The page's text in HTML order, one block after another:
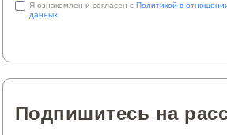
Я ознакомлен и согласен с Политикой в
данных
Подпишитесь на